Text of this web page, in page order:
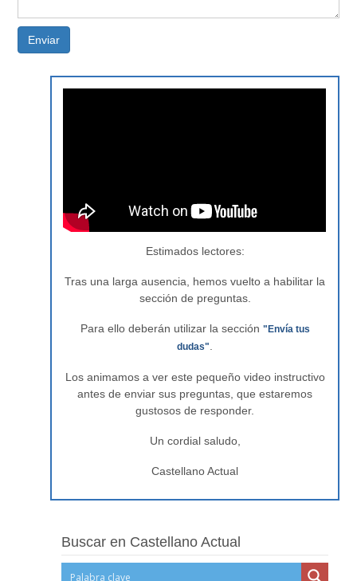
Enviar
Estimados lectores:
Tras una larga ausencia, hemos vuelto a habilitar la
sección de preguntas.
Para ello deberán utilizar la sección "Envía tus
dudas".
Los animamos a ver este pequeño video instructivo
antes de enviar sus preguntas, que estaremos
gustosos de responder.
Un cordial saludo,
Castellano Actual
Buscar en Castellano Actual